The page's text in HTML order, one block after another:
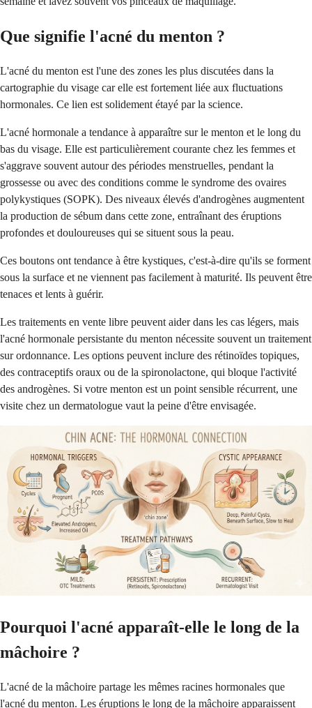
Que signifie l'acné du menton ?
L'acné du menton est l'une des zones les plus discutées dans la
cartographie du visage car elle est fortement liée aux fluctuations
hormonales. Ce lien est solidement étayé par la science.
L'acné hormonale a tendance à apparaître sur le menton et le long du
bas du visage. Elle est particulièrement courante chez les femmes et
s'aggrave souvent autour des périodes menstruelles, pendant la
grossesse ou avec des conditions comme le syndrome des ovaires
polykystiques (SOPK). Des niveaux élevés d'androgènes augmentent
la production de sébum dans cette zone, entraînant des éruptions
profondes et douloureuses qui se situent sous la peau.
Ces boutons ont tendance à être kystiques, c'est-à-dire qu'ils se forment
sous la surface et ne viennent pas facilement à maturité. Ils peuvent être
tenaces et lents à guérir.
Les traitements en vente libre peuvent aider dans les cas légers, mais
l'acné hormonale persistante du menton nécessite souvent un traitement
sur ordonnance. Les options peuvent inclure des rétinoïdes topiques,
des contraceptifs oraux ou de la spironolactone, qui bloque l'activité
des androgènes. Si votre menton est un point sensible récurrent, une
visite chez un dermatologue vaut la peine d'être envisagée.
Pourquoi l'acné apparaît-elle le long de la
mâchoire ?
L'acné de la mâchoire partage les mêmes racines hormonales que
l'acné du menton. Les éruptions le long de la mâchoire apparaissent